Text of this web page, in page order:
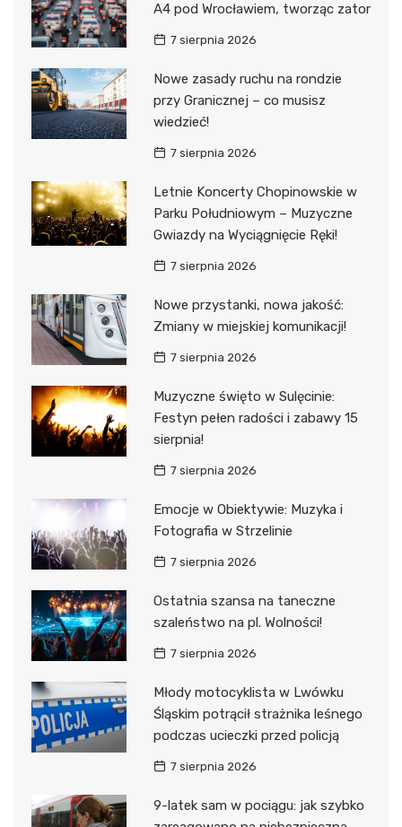
A4 pod Wrocławiem, tworząc zator
7 sierpnia 2026
Nowe zasady ruchu na rondzie
przy Granicznej – co musisz
wiedzieć!
7 sierpnia 2026
Letnie Koncerty Chopinowskie w
Parku Południowym – Muzyczne
Gwiazdy na Wyciągnięcie Ręki!
7 sierpnia 2026
Nowe przystanki, nowa jakość:
Zmiany w miejskiej komunikacji!
7 sierpnia 2026
Muzyczne święto w Sulęcinie:
Festyn pełen radości i zabawy 15
sierpnia!
7 sierpnia 2026
Emocje w Obiektywie: Muzyka i
Fotografia w Strzelinie
7 sierpnia 2026
Ostatnia szansa na taneczne
szaleństwo na pl. Wolności!
7 sierpnia 2026
Młody motocyklista w Lwówku
Śląskim potrącił strażnika leśnego
podczas ucieczki przed policją
7 sierpnia 2026
9-latek sam w pociągu: jak szybko